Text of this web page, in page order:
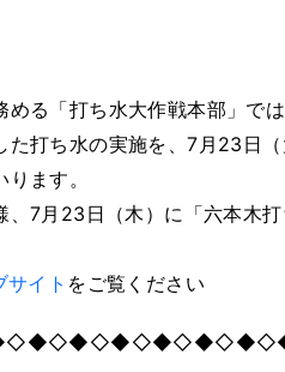
める「打ち水大作戦本部」で
た打ち水の実施を、7月23日
ます。
、7月23日（木）に「六本木
イト をご覧ください